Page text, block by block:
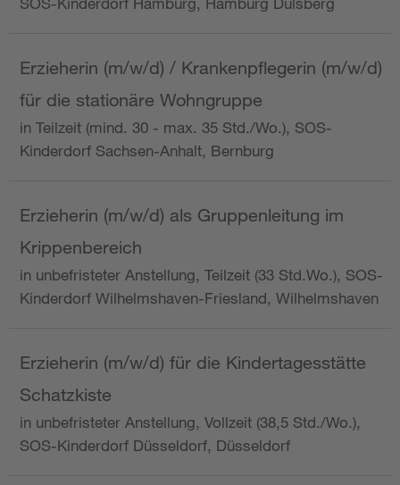
Erzieherin (m/w/d) / Krankenpflegerin (m/w/d)
für die stationäre Wohngruppe
in Teilzeit (mind. 30 - max. 35 Std./Wo.), SOS-
Kinderdorf Sachsen-Anhalt, Bernburg
Erzieherin (m/w/d) als Gruppenleitung im
Krippenbereich
in unbefristeter Anstellung, Teilzeit (33 Std.Wo.), SOS-
Kinderdorf Wilhelmshaven-Friesland, Wilhelmshaven
Erzieherin (m/w/d) für die Kindertagesstätte
Schatzkiste
in unbefristeter Anstellung, Vollzeit (38,5 Std./Wo.),
SOS-Kinderdorf Düsseldorf, Düsseldorf